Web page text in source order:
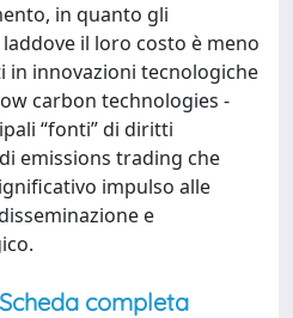
in quanto gli
il loro costo è meno
in innovazioni tecnologiche
carbon technologies -
“fonti” di diritti
emissions trading che
impulso alle
e
Scheda completa